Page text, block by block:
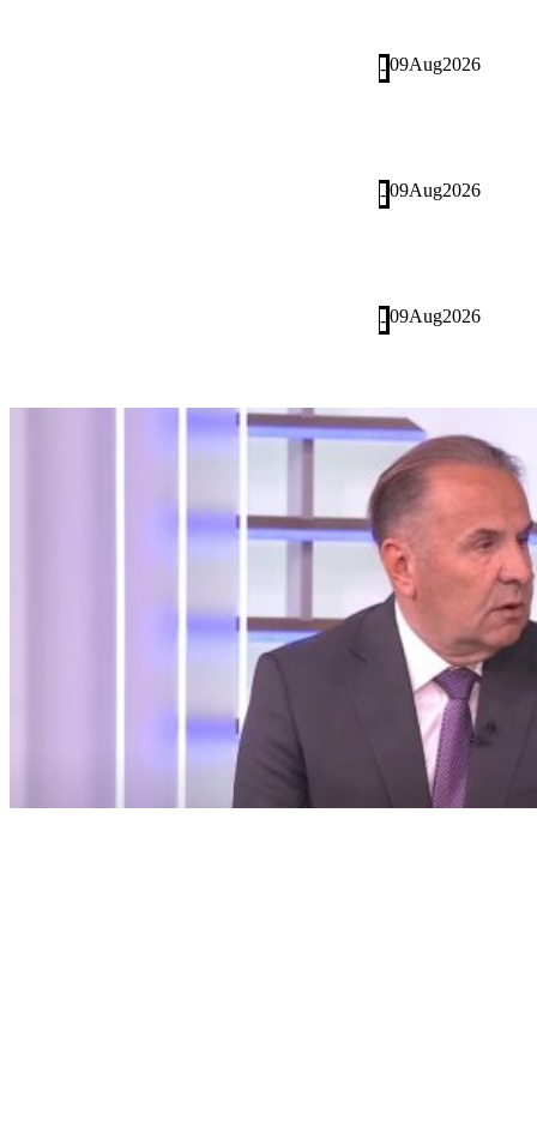
- 09Aug2026
- 09Aug2026
- 09Aug2026